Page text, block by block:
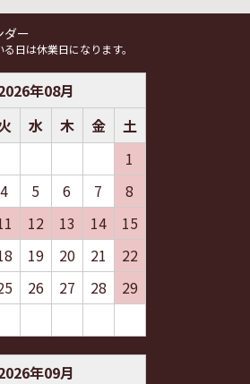
ダー
日は休業日になります。
年08月
水 木 金
土
1
4 5 6 7
8
12 13 14
15
19 20 21
22
26 27 28
29
年09月